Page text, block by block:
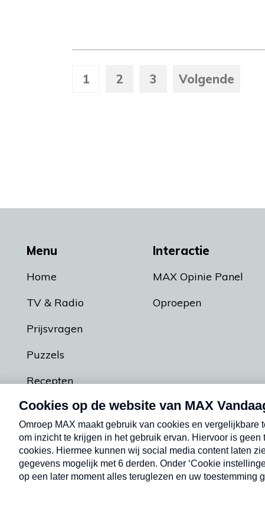
1 2 3 Volgende
Menu
Home
TV & Radio
Prijsvragen
Puzzels
Recepten
Podcasts
Interactie
MAX Opinie Panel
Oproepen